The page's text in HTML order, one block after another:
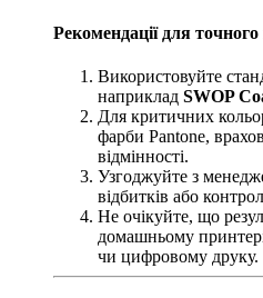
Рекомендації для
Використовуйте
наприклад SWOP
Для критичних
фарби Pantone,
відмінності.
Узгоджуйте з
відбитків або
Не очікуйте, що
домашньому
чи цифровому друку.